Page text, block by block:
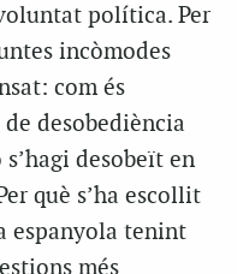
política. Per
incòmodes
com és
desobediència
desobeït en
què s’ha escollit
espanyola tenint
més